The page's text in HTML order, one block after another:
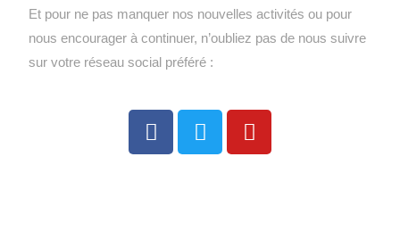
Et pour ne pas manquer nos nouvelles activités ou pour
nous encourager à continuer, n’oubliez pas de nous suivre
sur votre réseau social préféré :